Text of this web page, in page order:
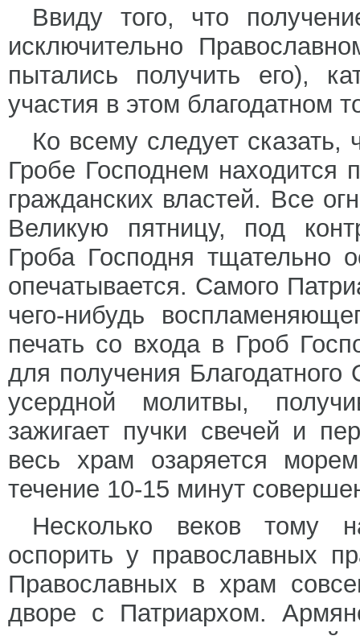
Ввиду того, что
исключительно
пытались получить его),
участия в этом благодатном
Ко всему следует сказать,
Гробе Господнем находится
гражданских властей. Все
Великую пятницу, под
Гроба Господня тщательно
опечатывается. Самого
чего-нибудь
печать со входа в Гроб
для получения
усердной молитвы,
зажигает пучки свечей и
весь храм озаряется
течение 10-15 минут
Несколько веков тому
оспорить у православных
Православных в храм
дворе с Патриархом.